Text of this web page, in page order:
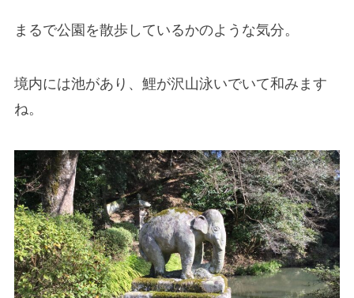
まるで公園を散歩しているかのような気分。
境内には池があり、鯉が沢山泳いでいて和みます
ね。